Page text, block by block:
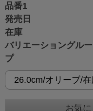
品番1
発売日
在庫
バリエーショングルー
プ
お気